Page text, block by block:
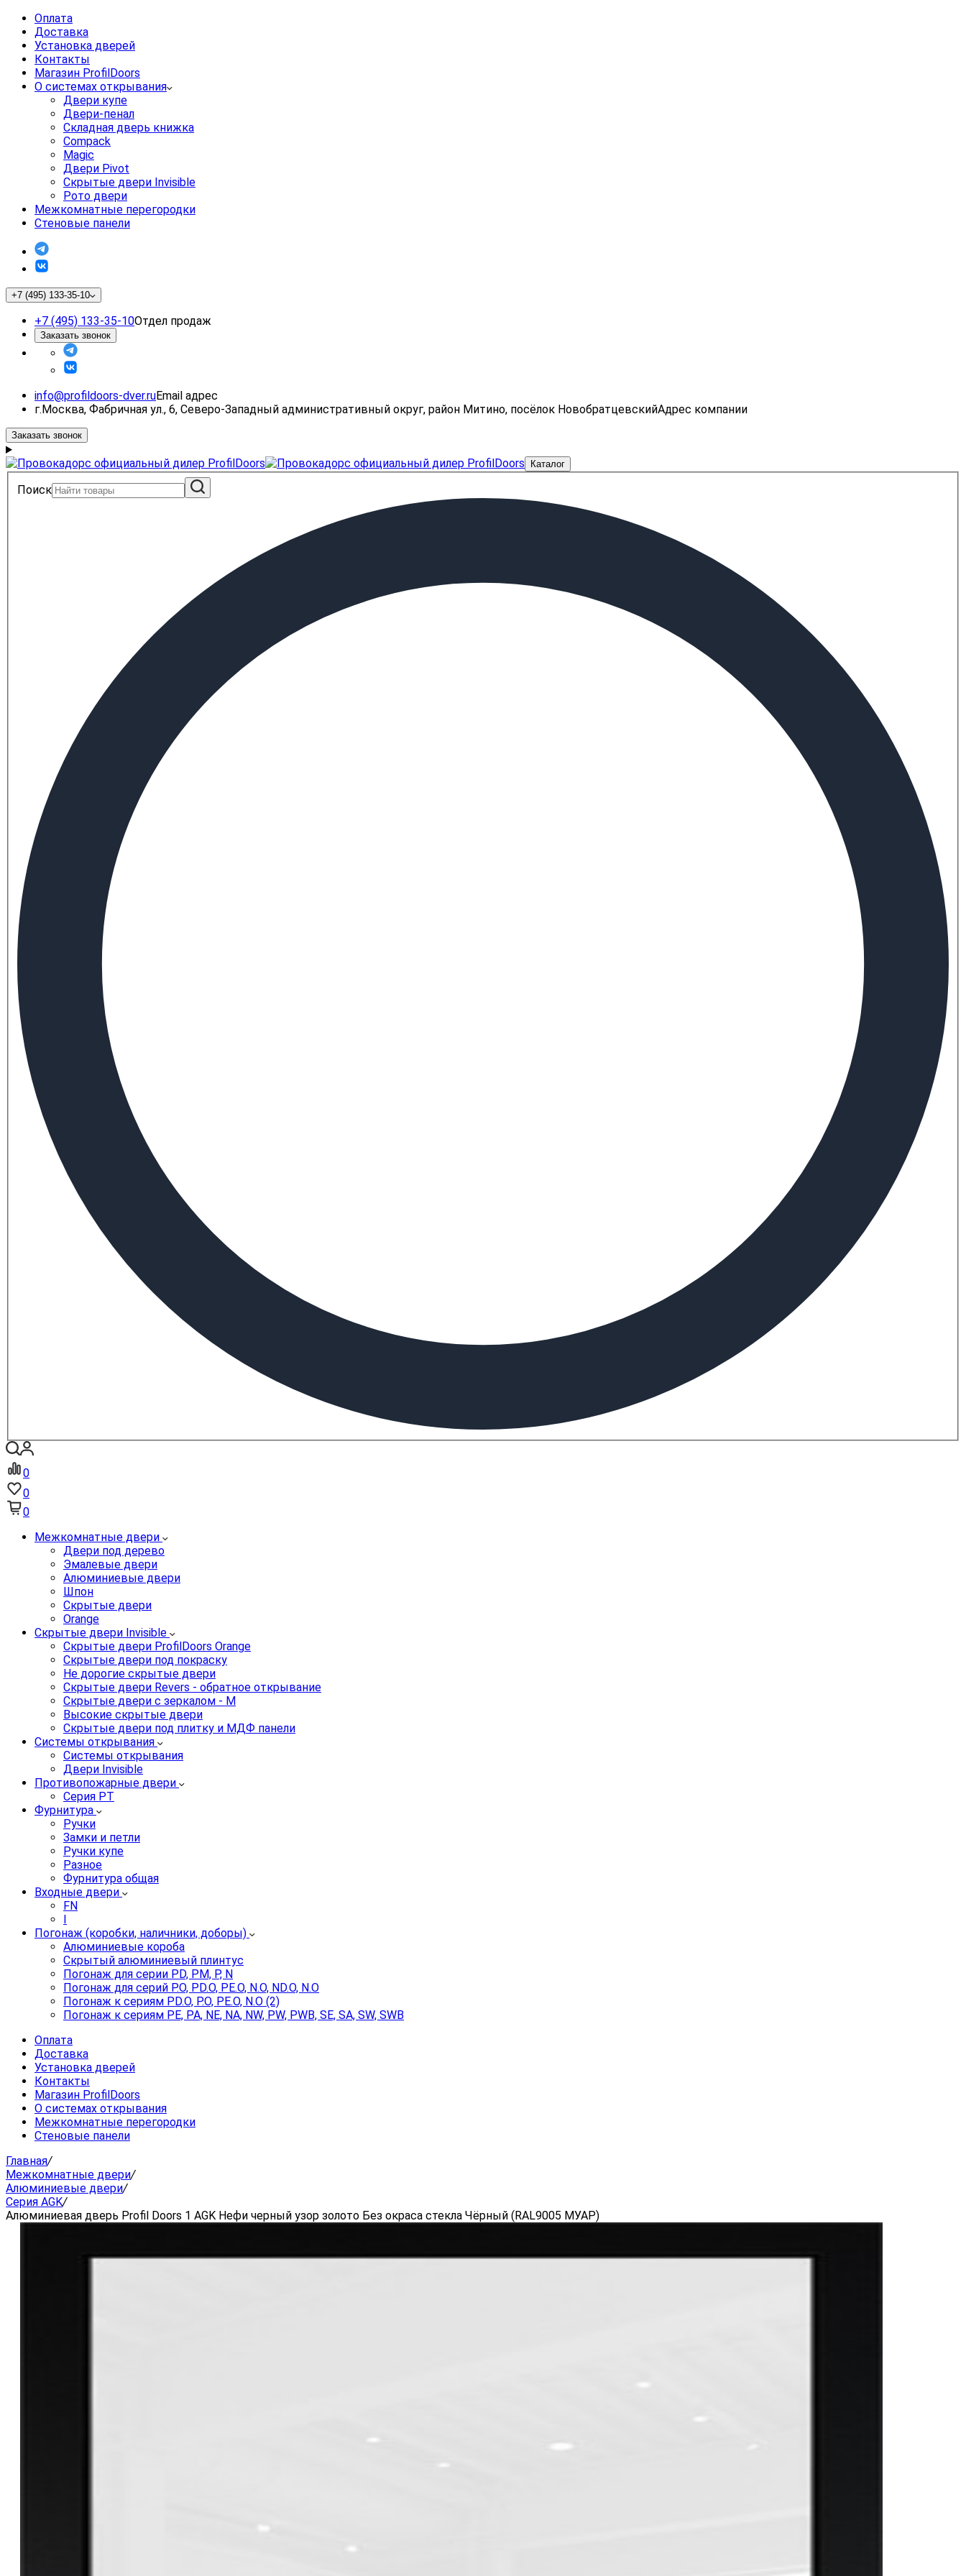
Оплата
Доставка
Установка дверей
Контакты
Магазин ProfilDoors
О системах открывания
Двери купе
Двери-пенал
Складная дверь книжка
Compack
Magic
Двери Pivot
Скрытые двери Invisible
Рото двери
Межкомнатные перегородки
Стеновые панели
+7 (495) 133-35-10
+7 (495) 133-35-10Отдел продаж
Заказать звонок
info@profildoors-dver.ruEmail адрес
г.Москва, Фабричная ул., 6, Северо-Западный административный округ, район Митино, посёлок НовобратцевскийАдрес компании
Заказать звонок
Каталог
Поиск
0
0
0
Межкомнатные двери
Двери под дерево
Эмалевые двери
Алюминиевые двери
Шпон
Скрытые двери
Orange
Скрытые двери Invisible
Скрытые двери ProfilDoors Orange
Скрытые двери под покраску
Не дорогие скрытые двери
Скрытые двери Revers - обратное открывание
Скрытые двери с зеркалом - M
Высокие скрытые двери
Скрытые двери под плитку и МДФ панели
Системы открывания
Системы открывания
Двери Invisible
Противопожарные двери
Серия PT
Фурнитура
Ручки
Замки и петли
Ручки купе
Разное
Фурнитура общая
Входные двери
FN
I
Погонаж (коробки, наличники, доборы)
Алюминиевые короба
Скрытый алюминиевый плинтус
Погонаж для серии PD, PM, P, N
Погонаж для серий P.O, PD.O, PE.O, N.O, ND.O, N.O
Погонаж к сериям PD.O, P.O, PE.O, N.O (2)
Погонаж к сериям PE, PA, NE, NA, NW, PW, PWB, SE, SA, SW, SWB
Оплата
Доставка
Установка дверей
Контакты
Магазин ProfilDoors
О системах открывания
Межкомнатные перегородки
Стеновые панели
Главная/
Межкомнатные двери/
Алюминиевые двери/
Серия AGK/
Алюминиевая дверь Profil Doors 1 AGK Нефи черный узор золото Без окраса стекла Чёрный (RAL9005 МУАР)